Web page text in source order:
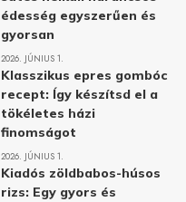
édesség egyszerűen és
gyorsan
2026. JÚNIUS 1.
Klasszikus epres gombóc
recept: Így készítsd el a
tökéletes házi
finomságot
2026. JÚNIUS 1.
Kiadós zöldbabos-húsos
rizs: Egy gyors és